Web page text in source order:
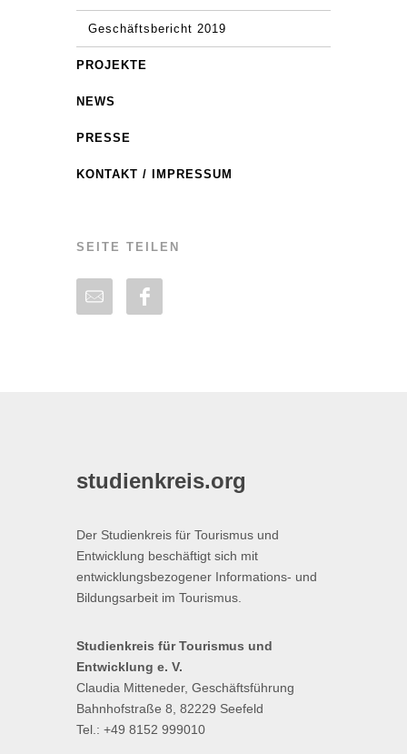
Geschäftsbericht 2019
PROJEKTE
NEWS
PRESSE
KONTAKT / IMPRESSUM
SEITE TEILEN
studienkreis.org
Der Studienkreis für Tourismus und
Entwicklung beschäftigt sich mit
entwicklungsbezogener Informations- und
Bildungsarbeit im Tourismus.
Studienkreis für Tourismus und
Entwicklung e. V.
Claudia Mitteneder, Geschäftsführung
Bahnhofstraße 8, 82229 Seefeld
Tel.: +49 8152 999010